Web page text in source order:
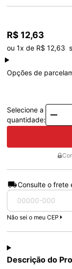
R$ 12,63
ou 1x de R$ 12,63
Opções de
à vistaR$ 12,63
Selecione a
quantidade:
Consulte o frete
Não sei o meu CEP
Descrição do